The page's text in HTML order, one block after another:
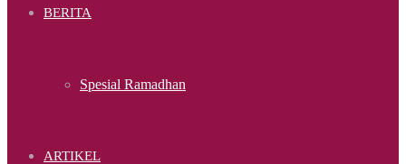
BERITA
Spesial Ramadhan
ARTIKEL